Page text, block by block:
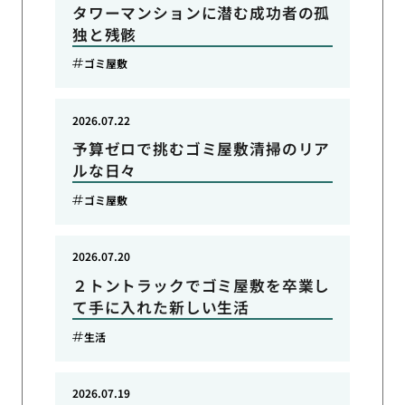
タワーマンションに潜む成功者の孤
独と残骸
ゴミ屋敷
予算ゼロで挑むゴミ屋敷清掃のリア
ルな日々
2026.07.22
ゴミ屋敷
２トントラックでゴミ屋敷を卒業し
て手に入れた新しい生活
2026.07.20
生活
2026.07.19